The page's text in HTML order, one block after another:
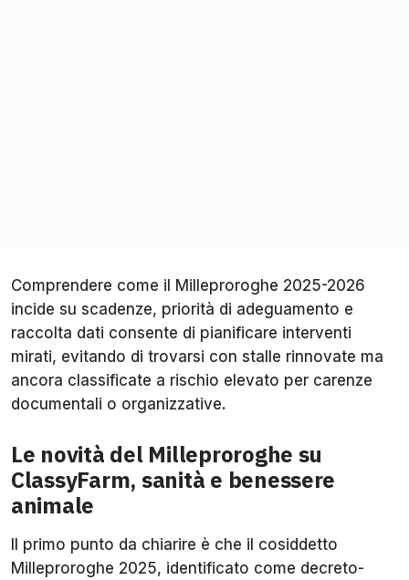
Comprendere come il Milleproroghe 2025-2026
incide su scadenze, priorità di adeguamento e
raccolta dati consente di pianificare interventi
mirati, evitando di trovarsi con stalle rinnovate ma
ancora classificate a rischio elevato per carenze
documentali o organizzative.
Le novità del Milleproroghe su
ClassyFarm, sanità e benessere
animale
Il primo punto da chiarire è che il cosiddetto
Milleproroghe 2025, identificato come decreto-